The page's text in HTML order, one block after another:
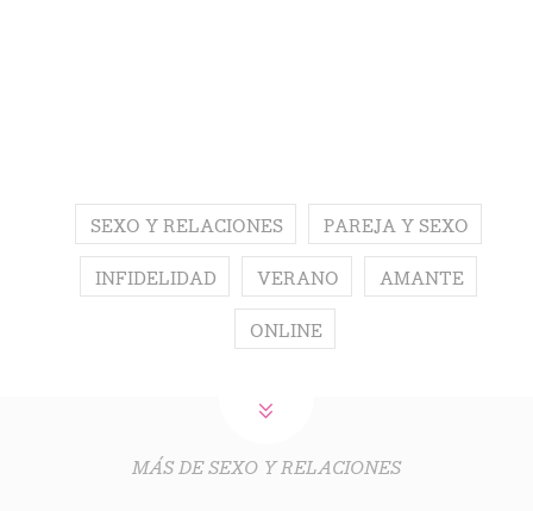
SEXO Y RELACIONES PAREJA Y SEXO
INFIDELIDAD VERANO AMANTE
ONLINE
MÁS DE SEXO Y RELACIONES